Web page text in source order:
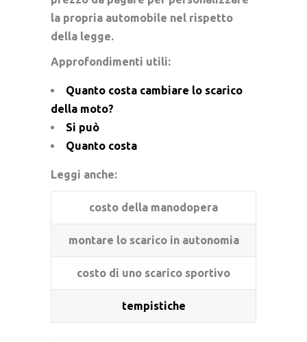
la propria automobile nel rispetto
della legge.
Approfondimenti utili:
Quanto costa cambiare lo scarico
della moto?
Si può
Quanto costa
Leggi anche:
costo della manodopera
montare lo scarico in autonomia
costo di uno scarico sportivo
tempistiche